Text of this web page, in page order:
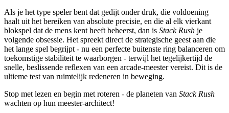
Als je het type speler bent dat gedijt onder druk, die voldoening
haalt uit het bereiken van absolute precisie, en die al elk vierkant
blokspel dat de mens kent heeft beheerst, dan is Stack Rush je
volgende obsessie. Het spreekt direct de strategische geest aan die
het lange spel begrijpt - nu een perfecte buitenste ring balanceren om
toekomstige stabiliteit te waarborgen - terwijl het tegelijkertijd de
snelle, beslissende reflexen van een arcade-meester vereist. Dit is de
ultieme test van ruimtelijk redeneren in beweging.
Stop met lezen en begin met roteren - de planeten van Stack Rush
wachten op hun meester-architect!